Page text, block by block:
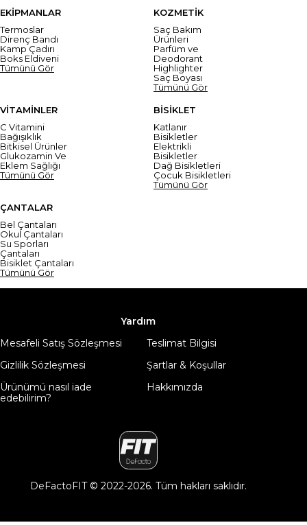
EKİPMANLAR
Termoslar
Direnç Bandı
Kamp Çadırı
Boks Eldiveni
Tümünü Gör
KOZMETİK
Saç Bakım
Ürünleri
Parfüm ve
Deodorant
Highlighter
Saç Boyası
Tümünü Gör
VİTAMİNLER
C Vitamini
Bağışıklık
Bitkisel Ürünler
Glukozamin Ve
Eklem Sağlığı
Tümünü Gör
BİSİKLET
Katlanır
Bisikletler
Elektrikli
Bisikletler
Dağ Bisikletleri
Çocuk Bisikletleri
Tümünü Gör
ÇANTALAR
Bel Çantaları
Okul Çantaları
Su Sporları
Çantaları
Bisiklet Çantaları
Tümünü Gör
Yardım
Mesafeli Satış Sözleşmesi
Teslimat Bilgisi
Gizlilik Sözleşmesi
Şartlar & Koşullar
Ürünümü nasıl iade
edebilirim?
Hakkımızda
DeFactoFIT ©️ 2022-2026. Tüm hakları saklıdır.